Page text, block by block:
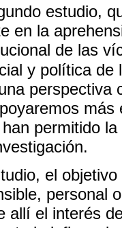
estudio,
en la
de las
y política de
perspectiva
permitido
el
personal
allí el interés